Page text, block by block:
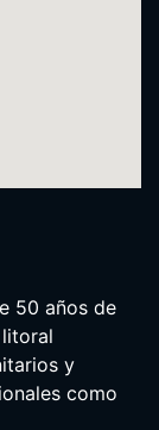
50 años de
y
como